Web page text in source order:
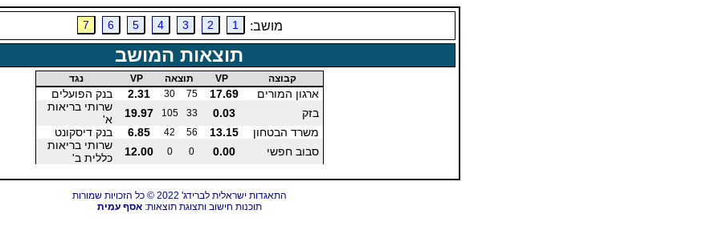
מושב: 1
2
3
4
5
6
7
תוצאות המושב
קבוצה VP תוצאה VP נגד
ארגון המורים 17.69
75
30
2.31
בנק הפועלים
בזק
0.03
33
105
19.97
שרותי בריאות
א'
משרד הבטחון
13.15
56
42
6.85
בנק דיסקונט
סבוב חפשי
0.00
0
0
12.00
שרותי בריאות
כללית ב'
התאגדות ישראלית לברידג' 2022 © כל הזכויות שמורות
תוכנות חישוב ותצוגת תוצאות:אסף עמית